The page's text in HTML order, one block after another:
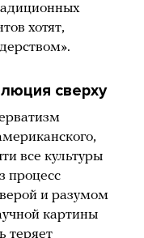
хотят,
сверху
все культуры
процесс
и разумом
картины
теряет